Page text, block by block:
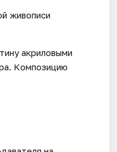
живописи
акриловыми
Композицию